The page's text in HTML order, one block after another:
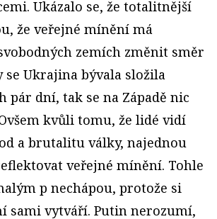
Ukázalo se, že totalitnější
že veřejné mínění má
zemích změnit směr
se Ukrajina bývala složila
pár dní, tak se na Západě nic
kvůli tomu, že lidé vidí
a brutalitu války, najednou
veřejné mínění. Tohle
p nechápou, protože si
sami vytváří. Putin nerozumí,